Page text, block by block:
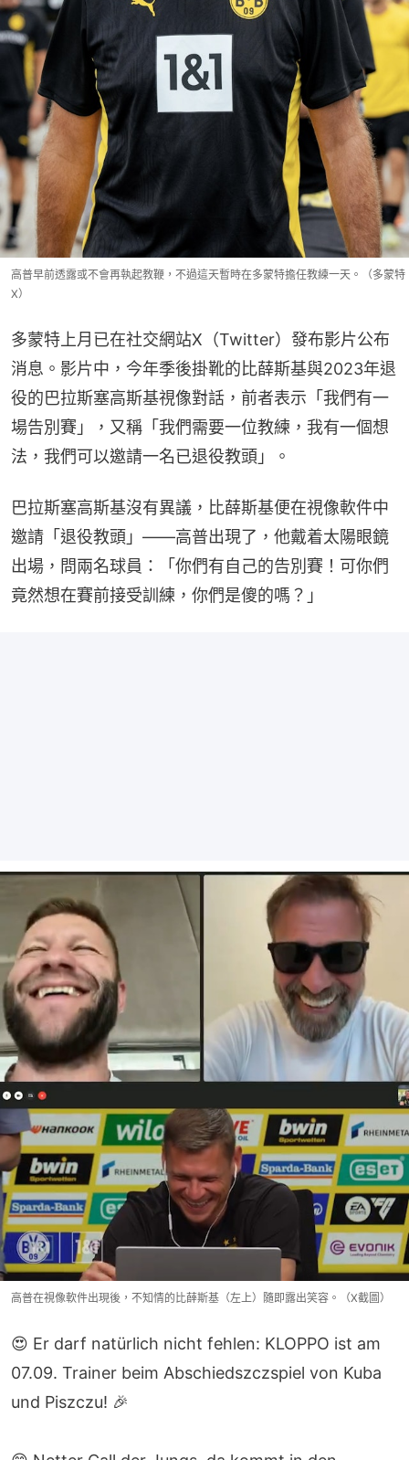
高普早前透露或不會再執起教鞭，不過這天暫時在多蒙特擔任教練一天。（多蒙特
X）
多蒙特上月已在社交網站X（Twitter）發布影片公布
消息。影片中，今年季後掛靴的比薛斯基與2023年退
役的巴拉斯塞高斯基視像對話，前者表示「我們有一
場告別賽」，又稱「我們需要一位教練，我有一個想
法，我們可以邀請一名已退役教頭」。
巴拉斯塞高斯基沒有異議，比薛斯基便在視像軟件中
邀請「退役教頭」——高普出現了，他戴着太陽眼鏡
出場，問兩名球員：「你們有自己的告別賽！可你們
竟然想在賽前接受訓練，你們是傻的嗎？」
高普在視像軟件出現後，不知情的比薛斯基（左上）隨即露出笑容。（X截圖）
😍 Er darf natürlich nicht fehlen: KLOPPO ist am
07.09. Trainer beim Abschiedszczspiel von Kuba
und Piszczu! 🎉